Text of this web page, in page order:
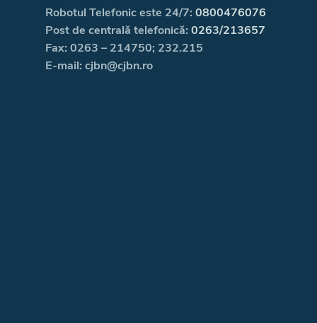
Robotul Telefonic este 24/7: 0800476076
Post de centrală telefonică: 0263/213657
Fax: 0263 – 214750; 232.215
E-mail: cjbn@cjbn.ro